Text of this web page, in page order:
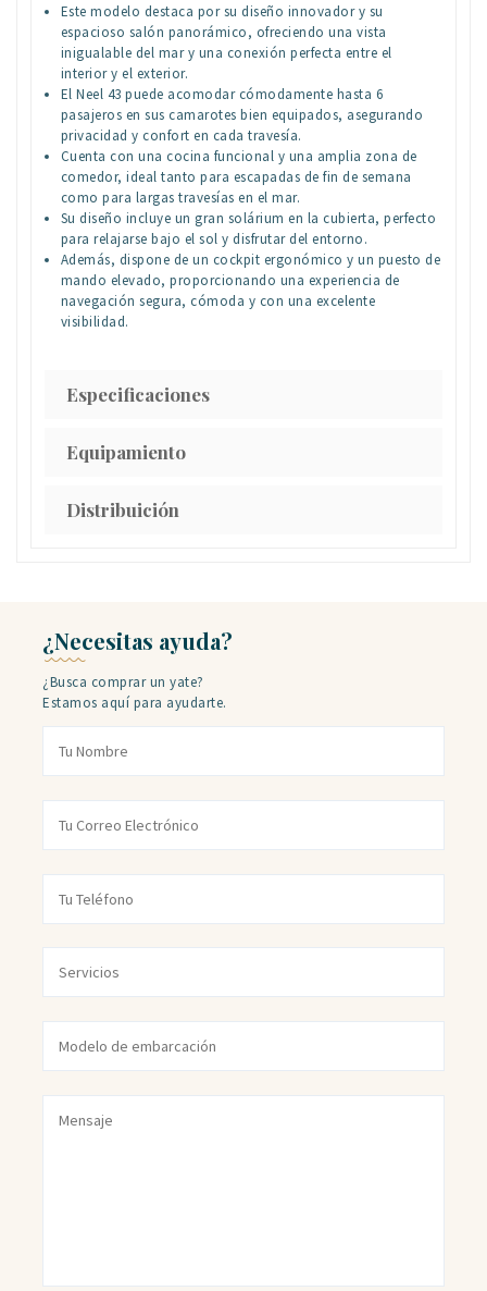
Este modelo destaca por su diseño innovador y su
espacioso salón panorámico, ofreciendo una vista
inigualable del mar y una conexión perfecta entre el
interior y el exterior.
El Neel 43 puede acomodar cómodamente hasta 6
pasajeros en sus camarotes bien equipados, asegurando
privacidad y confort en cada travesía.
Cuenta con una cocina funcional y una amplia zona de
comedor, ideal tanto para escapadas de fin de semana
como para largas travesías en el mar.
Su diseño incluye un gran solárium en la cubierta, perfecto
para relajarse bajo el sol y disfrutar del entorno.
Además, dispone de un cockpit ergonómico y un puesto de
mando elevado, proporcionando una experiencia de
navegación segura, cómoda y con una excelente
visibilidad.
Especificaciones
Equipamiento
Distribuición
¿Necesitas ayuda?
¿Busca comprar un yate?
Estamos aquí para ayudarte.